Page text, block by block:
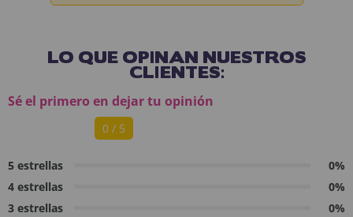
LO QUE OPINAN NUESTROS
CLIENTES:
Sé el primero en dejar tu opinión
0 / 5
5 estrellas
0%
4 estrellas
0%
3 estrellas
0%